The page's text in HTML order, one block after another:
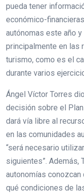
pueda tener
económico-
autónomas este año
principalmente en las
turismo, como es el
durante varios
Ángel Víctor Torres
decisión sobre el
dará vía libre al
en las comunidades
“será necesario
siguientes”. Además,
autonomías conozcan
qué condiciones de